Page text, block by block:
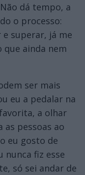
dá tempo, a
o processo:
superar, já me
ainda nem
ser mais
eu a pedalar na
a olhar
pessoas ao
eu gosto de
nunca fiz esse
só sei andar de